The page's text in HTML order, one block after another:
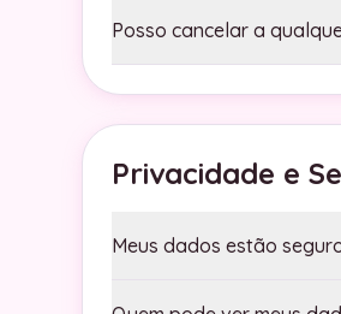
Posso cancelar a
Privacidade e
Meus dados estão